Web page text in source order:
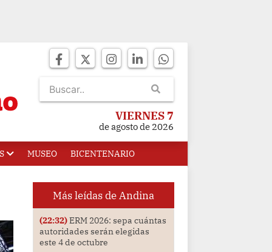
VIERNES 7
de agosto de 2026
MUSEO BICENTENARIO
Más leídas de Andina
(22:32)ERM 2026: sepa cuántas
autoridades serán elegidas
este 4 de octubre